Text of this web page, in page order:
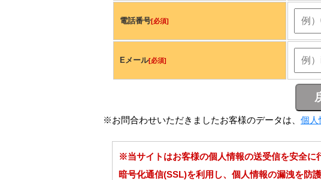
電話番号[必須]
Eメール[必須]
※お問合わせいただきましたお客様のデータは、 個人
※当サイトはお客様の個人情報の送受信を安全に
暗号化通信(SSL)を利用し、個人情報の漏洩を防護